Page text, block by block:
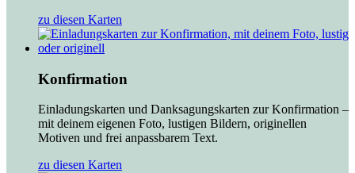
zu diesen Karten
Konfirmation
Einladungskarten und Danksagungskarten zur Konfirmation –
mit deinem eigenen Foto, lustigen Bildern, originellen
Motiven und frei anpassbarem Text.
zu diesen Karten